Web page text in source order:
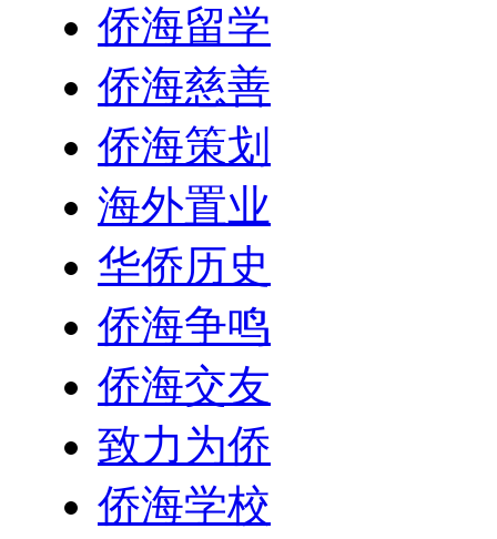
侨海留学
侨海慈善
侨海策划
海外置业
华侨历史
侨海争鸣
侨海交友
致力为侨
侨海学校